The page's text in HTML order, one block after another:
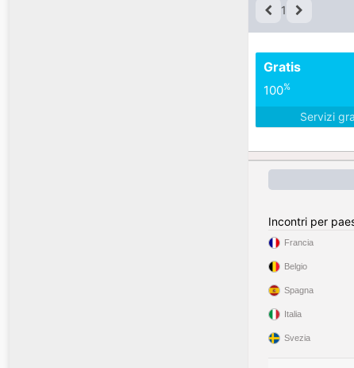
1
Gratis
100%
Servizi
Incontri per
Francia
Belgio
Spagna
Italia
Svezia